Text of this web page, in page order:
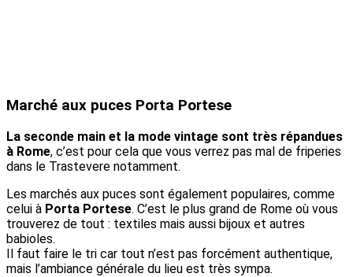
Marché aux puces Porta Portese
La seconde main et la mode vintage sont très répandues
à Rome, c’est pour cela que vous verrez pas mal de friperies
dans le Trastevere notamment.
Les marchés aux puces sont également populaires, comme
celui à Porta Portese. C’est le plus grand de Rome où vous
trouverez de tout : textiles mais aussi bijoux et autres
babioles.
Il faut faire le tri car tout n’est pas forcément authentique,
mais l’ambiance générale du lieu est très sympa.